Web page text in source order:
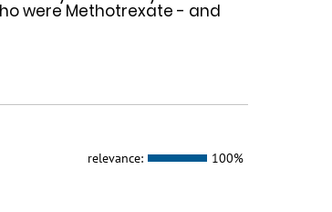
were Methotrexate - and
relevance: 100%